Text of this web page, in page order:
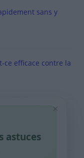
sans y
ce efficace contre la
simple +
×
astuces